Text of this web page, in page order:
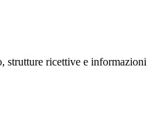
strutture ricettive e informazioni